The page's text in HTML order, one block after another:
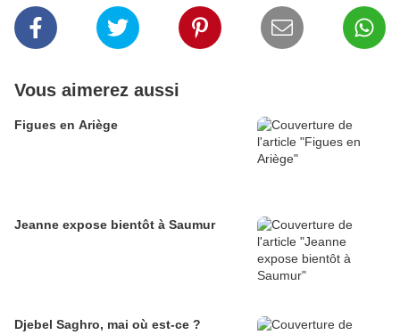
Vous aimerez aussi
Figues en Ariège
Jeanne expose bientôt à Saumur
Djebel Saghro, mai où est-ce ?